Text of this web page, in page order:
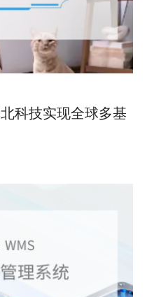
科技实现全球多基